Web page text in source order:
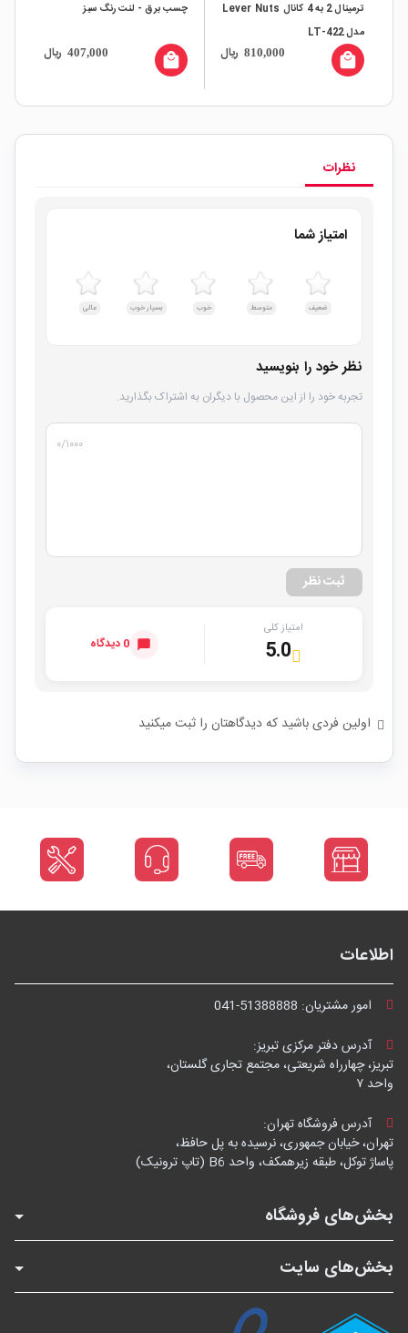
ترمینال 2 به 4 کانال Lever Nuts
مدل LT-422
810,000 ریال local_mall
چسب برق - لنت رنگ سبز
407,000 ریال local_mall
نظرات
امتیاز شما
ضعیف متوسط خوب بسیار خوب عالی
نظر خود را بنویسید
تجربه خود را از این محصول با دیگران به اشتراک بگذارید.
۰/۱۰۰۰
ثبت نظر
امتیاز کلی
5.0 0 دیدگاه
اولین فردی باشید که دیدگاهتان را ثبت میکنید
اطلاعات
امور مشتریان: 041-51388888
آدرس دفتر مرکزی تبریز:
تبریز، چهارراه شریعتی، مجتمع تجاری گلستان،
واحد ۷
آدرس فروشگاه تهران:
تهران، خیابان جمهوری، نرسیده به پل حافظ،
پاساژ توکل، طبقه زیرهمکف، واحد B6 (تاپ ترونیک)
بخش‌های فروشگاه
بخش‌های سایت